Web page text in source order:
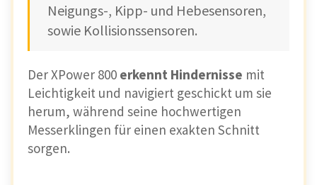
Neigungs-, Kipp- und Hebesensoren,
sowie Kollisionssensoren.
Der XPower 800 erkennt Hindernisse mit
Leichtigkeit und navigiert geschickt um sie
herum, während seine hochwertigen
Messerklingen für einen exakten Schnitt
sorgen.